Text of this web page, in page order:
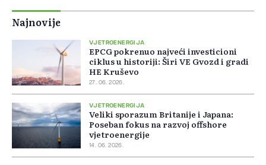
Najnovije
VJETROENERGIJA
EPCG pokrenuo najveći investicioni
ciklus u historiji: Širi VE Gvozd i gradi
HE Kruševo
27. 06. 2026.
VJETROENERGIJA
Veliki sporazum Britanije i Japana:
Poseban fokus na razvoj offshore
vjetroenergije
14. 06. 2026.